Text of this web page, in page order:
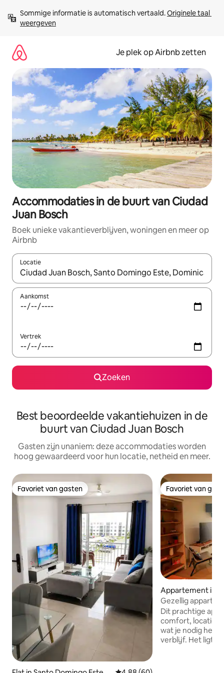
direct
naar
Sommige informatie is automatisch vertaald. Originele taal
weergeven
Je plek op Airbnb zetten
Accommodaties in de buurt van Ciudad
Juan Bosch
Boek unieke vakantieverblijven, woningen en meer op
Airbnb
Locatie
Wanneer er resultaten beschikbaar zijn, maak je een keuze
Aankomst
Vertrek
Zoeken
Best beoordeelde vakantiehuizen in de
buurt van Ciudad Juan Bosch
Gasten zijn unaniem: deze accommodaties worden
hoog gewaardeerd voor hun locatie, netheid en meer.
Favoriet van gasten
Favoriet van gasten Favoriet van
Favoriet van
Appartement in
ngo Este
Gezellig
minuten van AILA
Dit prachtige
comfort, locatie
wat je nodig hebt
verblijf. Het ligt op slechts 15 minuten